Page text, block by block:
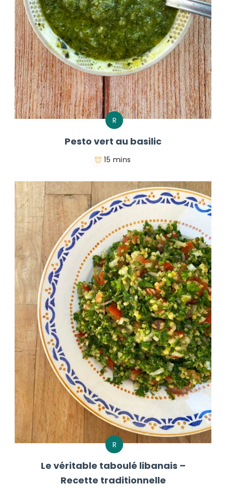
R
Pesto vert au basilic
15 mins
R
Le véritable taboulé libanais –
Recette traditionnelle